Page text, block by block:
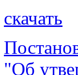
скачать
"Об